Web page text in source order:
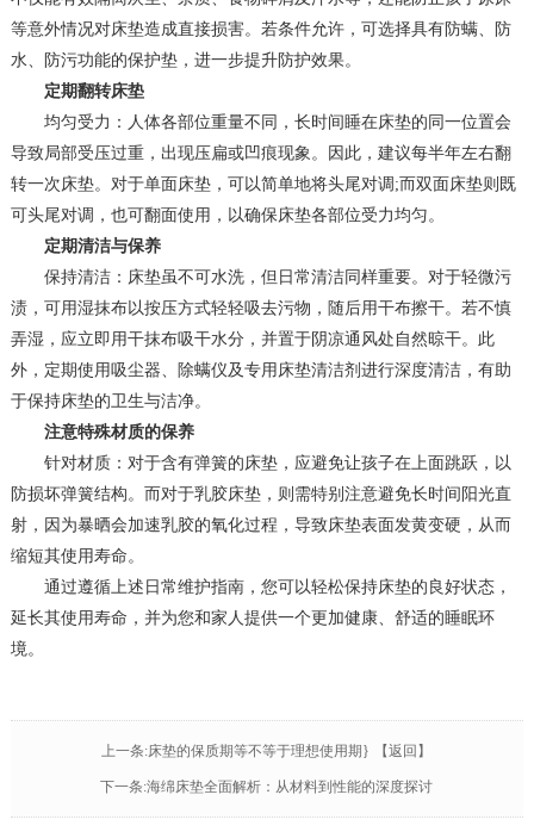
等意外情况对床垫造成直接损害。若条件允许，可选择具有防螨、防
水、防污功能的保护垫，进一步提升防护效果。
定期翻转床垫
均匀受力：人体各部位重量不同，长时间睡在床垫的同一位置会
导致局部受压过重，出现压扁或凹痕现象。因此，建议每半年左右翻
转一次床垫。对于单面床垫，可以简单地将头尾对调;而双面床垫则既
可头尾对调，也可翻面使用，以确保床垫各部位受力均匀。
定期清洁与保养
保持清洁：床垫虽不可水洗，但日常清洁同样重要。对于轻微污
渍，可用湿抹布以按压方式轻轻吸去污物，随后用干布擦干。若不慎
弄湿，应立即用干抹布吸干水分，并置于阴凉通风处自然晾干。此
外，定期使用吸尘器、除螨仪及专用床垫清洁剂进行深度清洁，有助
于保持床垫的卫生与洁净。
注意特殊材质的保养
针对材质：对于含有弹簧的床垫，应避免让孩子在上面跳跃，以
防损坏弹簧结构。而对于乳胶床垫，则需特别注意避免长时间阳光直
射，因为暴晒会加速乳胶的氧化过程，导致床垫表面发黄变硬，从而
缩短其使用寿命。
通过遵循上述日常维护指南，您可以轻松保持床垫的良好状态，
延长其使用寿命，并为您和家人提供一个更加健康、舒适的睡眠环
境。
上一条:床垫的保质期等不等于理想使用期} 【返回】
下一条:海绵床垫全面解析：从材料到性能的深度探讨